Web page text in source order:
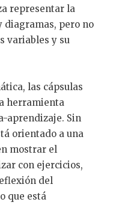
representar la
diagramas, pero no
variables y su
las cápsulas
herramienta
aprendizaje. Sin
orientado a una
mostrar el
con ejercicios,
del
que está